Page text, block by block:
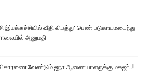
இயக்கச்சியில் வீதி விபத்து: பெண் படுகாயமடைந்து
அனுமதி
வேண்டும் ஐநா ஆணையாளருக்கு மகஜர்..!